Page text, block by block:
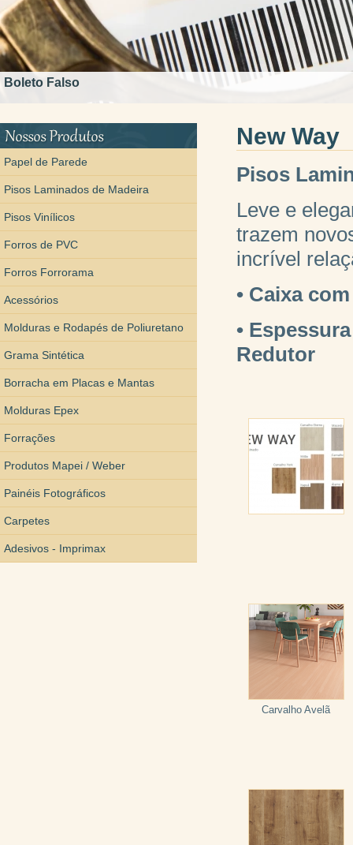
Boleto Falso
Papel de Parede
Pisos Laminados de Madeira
Pisos Vinílicos
Forros de PVC
Forros Forrorama
Acessórios
Molduras e Rodapés de Poliuretano
Grama Sintética
Borracha em Placas e Mantas
Molduras Epex
Forrações
Produtos Mapei / Weber
Painéis Fotográficos
Carpetes
Adesivos - Imprimax
New Way
Pisos
Leve e
trazem
incrível
• Caixa
•
Redutor
Carvalho Avelã